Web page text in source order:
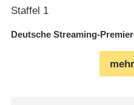
Staffel 1
Deutsche Streaming-